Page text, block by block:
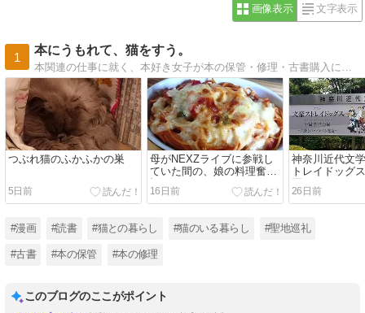
画像表示 文字表示
1
本にうもれて、猫をすう。
つぶれ猫のふかふかの巣
5日前
母がNEXZライブに参戦し
ていた間の、娘の料理奮闘
16日前
神奈川近代文
トレイドッグ
26日前
#漫画 #読書 #猫との暮らし #猫のいる暮らし #聖地巡礼
#古書 #本の保管 #本の修理
このブログのここがポイント